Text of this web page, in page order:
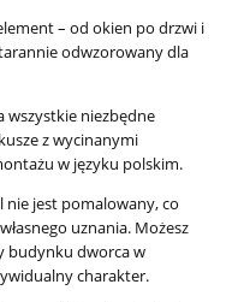
– od okien po drzwi i
odwzorowany dla
wszystkie niezbędne
z wycinanymi
w języku polskim.
nie jest pomalowany, co
uznania. Możesz
budynku dworca w
charakter.